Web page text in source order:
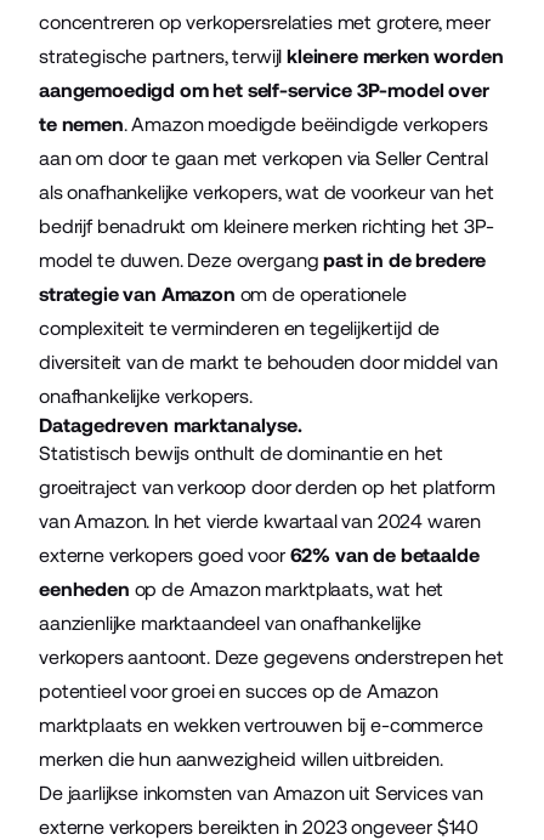
concentreren op verkopersrelaties met grotere, meer
strategische partners, terwijlkleinere merken worden
aangemoedigd om het self-service 3P-model over
te nemen. Amazon moedigde beëindigde verkopers
aan om door te gaan met verkopen via Seller Central
als onafhankelijke verkopers, wat de voorkeur van het
bedrijf benadrukt om kleinere merken richting het 3P-
model te duwen. Deze overgangpast in de bredere
strategie van Amazon om de operationele
complexiteit te verminderen en tegelijkertijd de
diversiteit van de markt te behouden door middel van
onafhankelijke verkopers.
Datagedreven marktanalyse.
Statistisch bewijs onthult de dominantie en het
groeitraject van verkoop door derden op het platform
van Amazon. In het vierde kwartaal van 2024 waren
externe verkopers goed voor62% van de betaalde
eenheden op de Amazon marktplaats, wat het
aanzienlijke marktaandeel van onafhankelijke
verkopers aantoont. Deze gegevens onderstrepen het
potentieel voor groei en succes op de Amazon
marktplaats en wekken vertrouwen bij e-commerce
merken die hun aanwezigheid willen uitbreiden.
De jaarlijkse inkomsten van Amazon uit Services van
externe verkopers bereikten in 2023 ongeveer $140